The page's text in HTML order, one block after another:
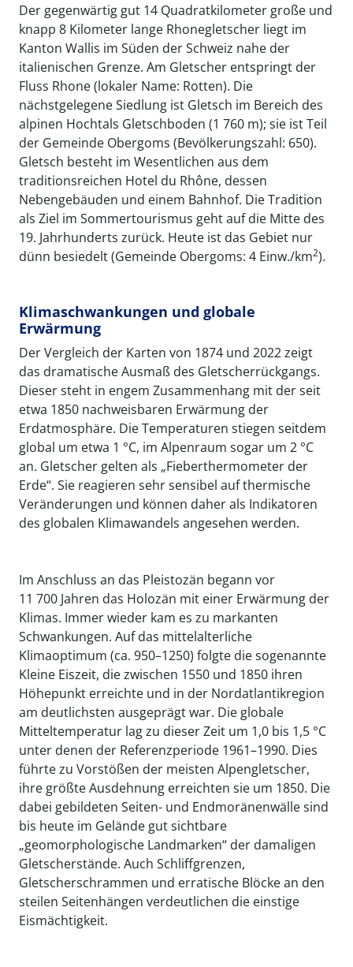
Der gegenwärtig gut 14 Quadratkilometer große und
knapp 8 Kilometer lange Rhonegletscher liegt im
Kanton Wallis im Süden der Schweiz nahe der
italienischen Grenze. Am Gletscher entspringt der
Fluss Rhone (lokaler Name: Rotten). Die
nächstgelegene Siedlung ist Gletsch im Bereich des
alpinen Hochtals Gletschboden (1 760 m); sie ist Teil
der Gemeinde Obergoms (Bevölkerungszahl: 650).
Gletsch besteht im Wesentlichen aus dem
traditionsreichen Hotel du Rhône, dessen
Nebengebäuden und einem Bahnhof. Die Tradition
als Ziel im Sommertourismus geht auf die Mitte des
19. Jahrhunderts zurück. Heute ist das Gebiet nur
dünn besiedelt (Gemeinde Obergoms: 4 Einw./km2).
Klimaschwankungen und globale
Erwärmung
Der Vergleich der Karten von 1874 und 2022 zeigt
das dramatische Ausmaß des Gletscherrückgangs.
Dieser steht in engem Zusammenhang mit der seit
etwa 1850 nachweisbaren Erwärmung der
Erdatmosphäre. Die Temperaturen stiegen seitdem
global um etwa 1 °C, im Alpenraum sogar um 2 °C
an. Gletscher gelten als „Fieberthermometer der
Erde“. Sie reagieren sehr sensibel auf thermische
Veränderungen und können daher als Indikatoren
des globalen Klimawandels angesehen werden.
Im Anschluss an das Pleistozän begann vor
11 700 Jahren das Holozän mit einer Erwärmung der
Klimas. Immer wieder kam es zu markanten
Schwankungen. Auf das mittelalterliche
Klimaoptimum (ca. 950–1250) folgte die sogenannte
Kleine Eiszeit, die zwischen 1550 und 1850 ihren
Höhepunkt erreichte und in der Nordatlantikregion
am deutlichsten ausgeprägt war. Die globale
Mitteltemperatur lag zu dieser Zeit um 1,0 bis 1,5 °C
unter denen der Referenzperiode 1961–1990. Dies
führte zu Vorstößen der meisten Alpengletscher,
ihre größte Ausdehnung erreichten sie um 1850. Die
dabei gebildeten Seiten- und Endmoränenwälle sind
bis heute im Gelände gut sichtbare
„geomorphologische Landmarken“ der damaligen
Gletscherstände. Auch Schliffgrenzen,
Gletscherschrammen und erratische Blöcke an den
steilen Seitenhängen verdeutlichen die einstige
Eismächtigkeit.